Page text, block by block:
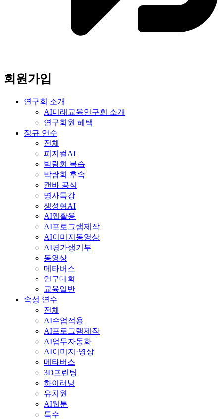
회원가입
연구회 소개
AI미래교육연구회 소개
연구회원 혜택
정규 연수
전체
피지컬AI
박람회 복습
박람회 후속
캔바 공식
명사특강
생성형AI
AI앱활용
AI프로그램제작
AI이미지동영상
AI평가생기부
동영상
메타버스
연구대회
교육일반
속성 연수
전체
AI수업적용
AI프로그램제작
AI업무자동화
AI이미지·영상
메타버스
3D프린팅
하이러닝
유치원
AI웹툰
특수